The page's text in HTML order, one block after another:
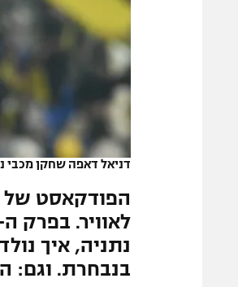
תקנון פעילות ספורט 1
רשיון להקרנה פומבית לבית
הצטרפות לחבילת הערוצים
לוח דרושים – ג'ובנט
המגזין
דניאל דאפה שחקן מכבי
נתניה, איך
בנבחרת. וגם: